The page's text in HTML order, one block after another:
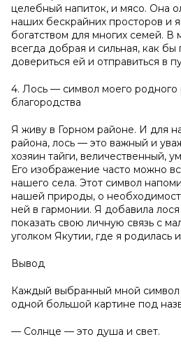
целебный напиток, и мясо. Она
наших бескрайних просторов и
богатством для многих семей. В
всегда добрая и сильная, как бы
довериться ей и отправиться в
4. Лось — символ моего родного
благородства
Я живу в Горном районе. И для
района, лось — это важный и
хозяин тайги, величественный,
Его изображение часто можно
нашего села. Этот символ
нашей природы, о
ней в гармонии. Я добавила
показать свою личную связь с
уголком Якутии, где я родилась
Вывод
Каждый выбранный мной символ
одной большой картине под
— Солнце — это душа и свет.